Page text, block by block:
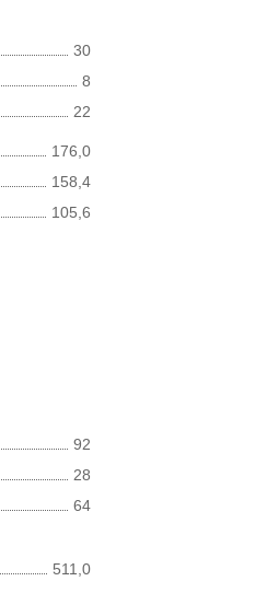
30
8
22
176,0
158,4
105,6
92
28
64
511,0